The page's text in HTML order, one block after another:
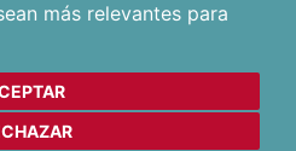
más relevantes para